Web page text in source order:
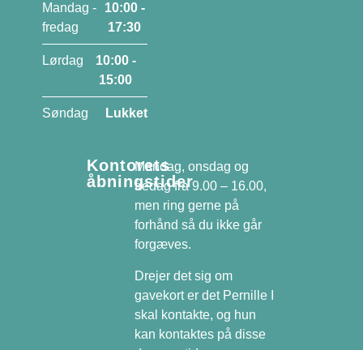
Mandag -
fredag
10:00 -
17:30
Lørdag
10:00 -
15:00
Søndag Lukket
Kontorets
åbningstider
Mandag, onsdag og
fredag fra 9.00 – 16.00,
men ring gerne på
forhånd så du ikke går
forgæves.
Drejer det sig om
gavekort er det Pernille I
skal kontakte, og hun
kan kontaktes på disse